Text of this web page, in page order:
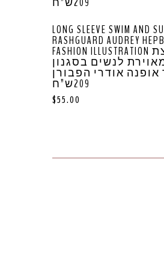
LONG SLEEVE SWIM AND
RASHGUARD AUDREY
FASHION ILLUSTRATION חולצת
לנשים בסגנון
אופנה אודרי הפבורן
209ש”ח
$55.00